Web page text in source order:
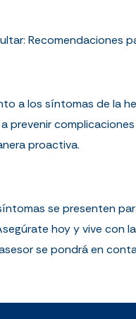
Recomendaciones
a los síntomas de la
prevenir
proactiva.
se presenten
hoy y vive con
se pondrá en